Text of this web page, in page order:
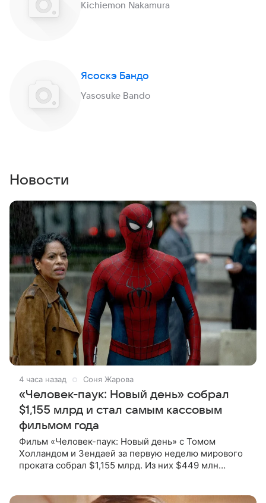
Kichiemon Nakamura
Ясоскэ Бандо
Yasosuke Bando
Новости
4 часа назад Соня Жарова
«Человек-паук: Новый день» собрал
$1,155 млрд и стал самым кассовым
фильмом года
Фильм «Человек-паук: Новый день» с Томом
Холландом и Зендаей за первую неделю мирового
проката собрал $1,155 млрд. Из них $449 млн